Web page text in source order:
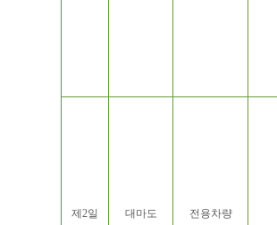
제 2일 대마도 전용차량